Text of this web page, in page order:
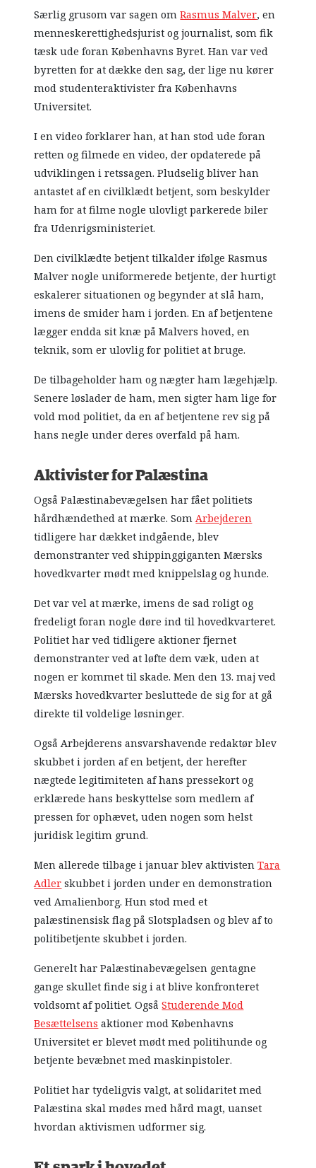
Særlig grusom var sagen omRasmus Malver, en
menneskerettighedsjurist og journalist, som fik
tæsk ude foran Københavns Byret. Han var ved
byretten for at dække den sag, der lige nu kører
mod studenteraktivister fra Københavns
Universitet.
I en video forklarer han, at han stod ude foran
retten og filmede en video, der opdaterede på
udviklingen i retssagen. Pludselig bliver han
antastet af en civilklædt betjent, som beskylder
ham for at filme nogle ulovligt parkerede biler
fra Udenrigsministeriet.
Den civilklædte betjent tilkalder ifølge Rasmus
Malver nogle uniformerede betjente, der hurtigt
eskalerer situationen og begynder at slå ham,
imens de smider ham i jorden. En af betjentene
lægger endda sit knæ på Malvers hoved, en
teknik, som er ulovlig for politiet at bruge.
De tilbageholder ham og nægter ham lægehjælp.
Senere løslader de ham, men sigter ham lige for
vold mod politiet, da en af betjentene rev sig på
hans negle under deres overfald på ham.
Aktivister for Palæstina
Også Palæstinabevægelsen har fået politiets
hårdhændethed at mærke. SomArbejderen
tidligere har dækket indgående, blev
demonstranter ved shippinggiganten Mærsks
hovedkvarter mødt med knippelslag og hunde.
Det var vel at mærke, imens de sad roligt og
fredeligt foran nogle døre ind til hovedkvarteret.
Politiet har ved tidligere aktioner fjernet
demonstranter ved at løfte dem væk, uden at
nogen er kommet til skade. Men den 13. maj ved
Mærsks hovedkvarter besluttede de sig for at gå
direkte til voldelige løsninger.
Også Arbejderens ansvarshavende redaktør blev
skubbet i jorden af en betjent, der herefter
nægtede legitimiteten af hans pressekort og
erklærede hans beskyttelse som medlem af
pressen for ophævet, uden nogen som helst
juridisk legitim grund.
Men allerede tilbage i januar blev aktivistenTara
Adlerskubbet i jorden under en demonstration
ved Amalienborg. Hun stod med et
palæstinensisk flag på Slotspladsen og blev af to
politibetjente skubbet i jorden.
Generelt har Palæstinabevægelsen gentagne
gange skullet finde sig i at blive konfronteret
voldsomt af politiet. OgsåStuderende Mod
Besættelsens aktioner mod Københavns
Universitet er blevet mødt med politihunde og
betjente bevæbnet med maskinpistoler.
Politiet har tydeligvis valgt, at solidaritet med
Palæstina skal mødes med hård magt, uanset
hvordan aktivismen udformer sig.